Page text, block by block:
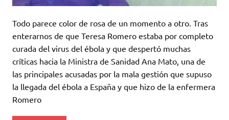
Todo parece color de rosa de un momento a otro. Tras
enterarnos de que Teresa Romero estaba por completo
curada del virus del ébola y que despertó muchas
críticas hacia la Ministra de Sanidad Ana Mato, una de
las principales acusadas por la mala gestión que supuso
la llegada del ébola a España y que hizo de la enfermera
Romero